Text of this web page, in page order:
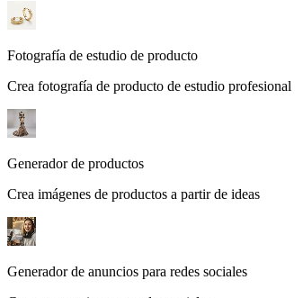
Fotografía de estudio de producto
Crea fotografía de producto de estudio profesional
Generador de productos
Crea imágenes de productos a partir de ideas
Generador de anuncios para redes sociales